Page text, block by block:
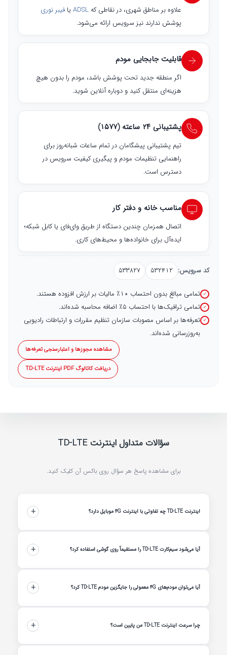
علاوه بر مناطق شهری، در نقاطی که ADSLیا فیبر نوری
پوشش ندارند نیز سرویس ارائه می‌شود.
قابلیت جابجایی مودم
اگر منطقه جدید تحت پوشش باشد، مودم را بدون هیچ
هزینه‌ای منتقل کنید و دوباره آنلاین شوید.
پشتیبانی ۲۴ ساعته (۱۵۷۷)
تیم پشتیبانی پیشگامان در تمام ساعات شبانه‌روز برای
راهنمایی تنظیمات مودم و پیگیری کیفیت سرویس در
دسترس است.
مناسب خانه و دفتر کار
اتصال همزمان چندین دستگاه از طریق وای‌فای یا کابل شبکه؛
ایده‌آل برای خانواده‌ها و محیط‌های کاری.
کد سرویس: ۵۳۲۴۱۲ ۵۳۳۸۲۷
تمامی مبالغ بدون احتساب ۱۰٪ مالیات بر ارزش افزوده هستند.
تمامی ترافیک‌ها با احتساب ۵٪ اضافه محاسبه شده‌اند.
تعرفه‌ها بر اساس مصوبات سازمان تنظیم مقررات و ارتباطات رادیویی
به‌روزرسانی شده‌اند.
مشاهده مجوزها و اعتبارسنجی تعرفه‌ها
دریافت کاتالوگ PDF اینترنت TD-LTE
سؤالات متداول اینترنت TD-LTE
برای مشاهده پاسخ هر سؤال روی باکس آن کلیک کنید.
اینترنت TD-LTE چه تفاوتی با اینترنت 4G موبایل دارد؟ +
خانگی و اداری طراحی شده و از فرکانس‌های اختصاصی استفاده می‌کند که کمتر
پایدارتری دارد.
آیا می‌شود سیم‌کارت TD-LTE را مستقیماً روی گوشی استفاده کرد؟ +
ندارد. این سیم‌کارت برای مودم‌های ویژه TD-LTE طراحی شده است.
آیا می‌توان مودم‌های 4G معمولی را جایگزین مودم TD-LTE کرد؟ +
مودم اختصاصی که پیشگامان ارائه می‌دهد استفاده کنید.
چرا سرعت اینترنت TD-LTE من پایین است؟ +